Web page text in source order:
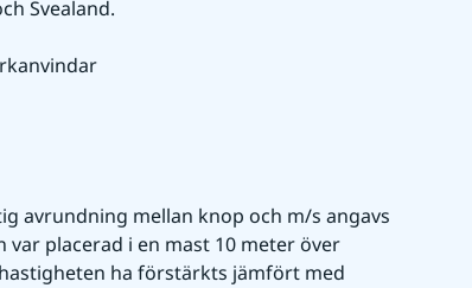
Svealand.
avrundning mellan knop och m/s angavs
placerad i en mast 10 meter över
ha förstärkts jämfört med